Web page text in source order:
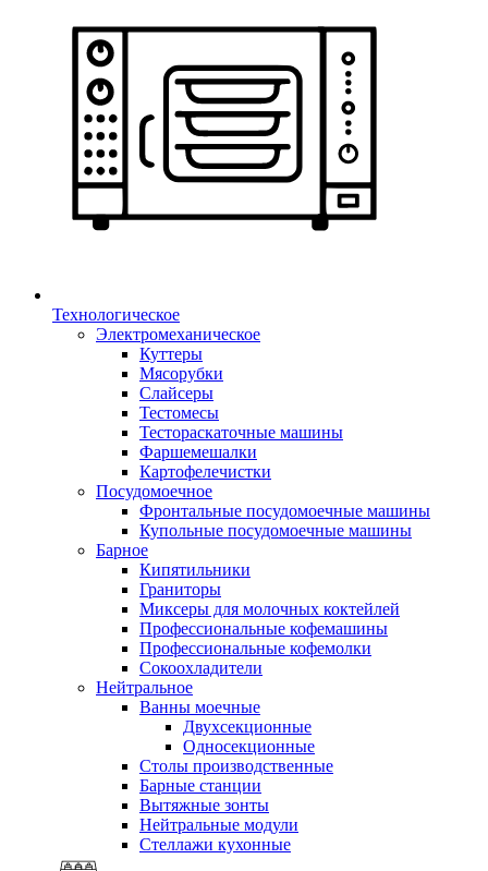
Технологическое
Электромеханическое
Куттеры
Мясорубки
Слайсеры
Тестомесы
Тестораскаточные машины
Фаршемешалки
Картофелечистки
Посудомоечное
Фронтальные посудомоечные машины
Купольные посудомоечные машины
Барное
Кипятильники
Граниторы
Миксеры для молочных коктейлей
Профессиональные кофемашины
Профессиональные кофемолки
Сокоохладители
Нейтральное
Ванны моечные
Двухсекционные
Односекционные
Столы производственные
Барные станции
Вытяжные зонты
Нейтральные модули
Стеллажи кухонные